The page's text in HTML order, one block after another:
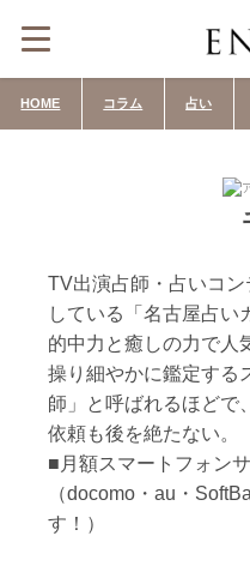
HOME コラム 占い
TV出演占師・占いコ
している「名古屋占い
的中力と癒しの力で人
操り細やかに鑑定する
師」と呼ばれるほどで
依頼も後を絶たない。
■月額スマートフォン
（docomo・au・
す！）